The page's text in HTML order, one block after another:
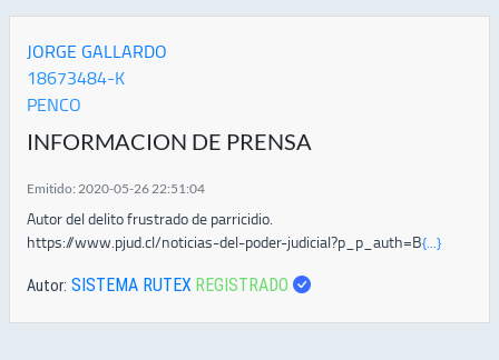
JORGE GALLARDO
18673484-K
PENCO
INFORMACION DE PRENSA
Emitido: 2020-05-26 22:51:04
Autor del delito frustrado de parricidio.
https://www.pjud.cl/noticias-del-poder-judicial?p_p_auth=B{...}
Autor: SISTEMA RUTEX REGISTRADO